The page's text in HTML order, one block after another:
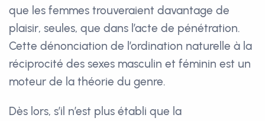
que les femmes trouveraient davantage de
plaisir, seules, que dans l’acte de pénétration.
Cette dénonciation de l’ordination naturelle à la
réciprocité des sexes masculin et féminin est un
moteur de la théorie du genre.
Dès lors, s’il n’est plus établi que la